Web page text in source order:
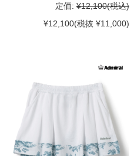
定価: ¥12,100(税込)
¥12,100(税抜 ¥11,000)